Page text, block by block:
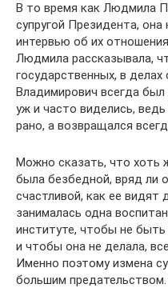
В то время как Людмила
супругой Президента,
интервью об их
Людмила рассказывала,
государственных, в
Владимирович всегда
уж и часто виделись,
рано, а возвращался
Можно сказать, что хоть
была безбедной, вряд ли
счастливой, как ее
занималась одна
институте, чтобы не
и чтобы она не делала,
Именно поэтому измена
большим